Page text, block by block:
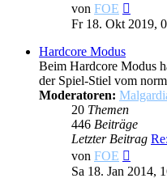
von FOE
Beitrag
Fr 18. Okt 2019,
Hardcore Modus
Beim Hardcore Modus
der Spiel-Stiel vom
Moderatoren:
20 Themen
446 Beiträge
Letzter Beitrag
von FOE
Beitrag
Sa 18. Jan 2014,